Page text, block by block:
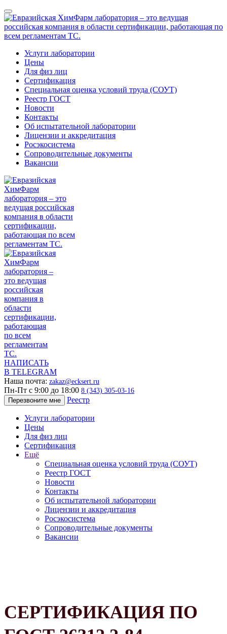
Услуги лаборатории
Цены
Для физ лиц
Сертификация
Специальная оценка условий труда (СОУТ)
Реестр ГОСТ
Новости
Контакты
Об испытательной лаборатории
Лицензии и аккредитация
Росэкосистема
Сопроводительные документы
Вакансии
НАПИСАТЬ
В TELEGRAM
Наша почта: zakaz@ecksert.ru
Пн-Пт с 9:00 до 18:00 8 (343) 305-03-16
Перезвоните мне
Реестр
Услуги лаборатории
Цены
Для физ лиц
Сертификация
Ещё
Специальная оценка условий труда (СОУТ)
Реестр ГОСТ
Новости
Контакты
Об испытательной лаборатории
Лицензии и аккредитация
Росэкосистема
Сопроводительные документы
Вакансии
СЕРТИФИКАЦИЯ ПО